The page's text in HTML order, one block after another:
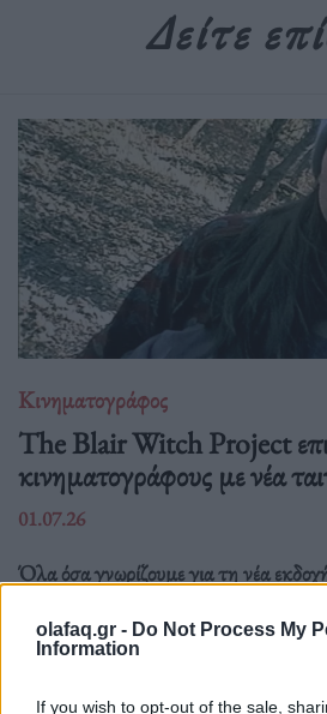
olafaq.gr - Do Not Process My
Information
If you wish to opt-out of the sale,
Δείτε
Κινηματογράφος
The Blair Witch Project
κινηματογράφους με νέα
01.07.26
Όλα όσα γνωρίζουμε για τη νέα